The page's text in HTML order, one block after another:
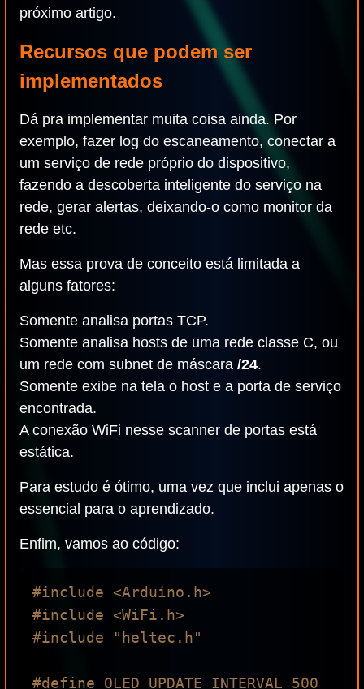
próximo artigo.
Recursos que podem ser
implementados
Dá pra implementar muita coisa ainda. Por
exemplo, fazer log do escaneamento, conectar a
um serviço de rede próprio do dispositivo,
fazendo a descoberta inteligente do serviço na
rede, gerar alertas, deixando-o como monitor da
rede etc.
Mas essa prova de conceito está limitada a
alguns fatores:
Somente analisa portas TCP.
Somente analisa hosts de uma rede classe C, ou
um rede com subnet de máscara /24.
Somente exibe na tela o host e a porta de serviço
encontrada.
A conexão WiFi nesse scanner de portas está
estática.
Para estudo é ótimo, uma vez que inclui apenas o
essencial para o aprendizado.
Enfim, vamos ao código:
#include <Arduino.h>
#include <WiFi.h>
#include "heltec.h"
#define OLED_UPDATE_INTERVAL 500